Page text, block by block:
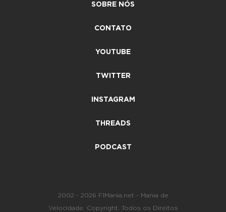
SOBRE NÓS
CONTATO
YOUTUBE
TWITTER
INSTAGRAM
THREADS
PODCAST
2002 - 2026 F1Mania.net - Mania de
Velocidade. Copyright. Todos os Direitos